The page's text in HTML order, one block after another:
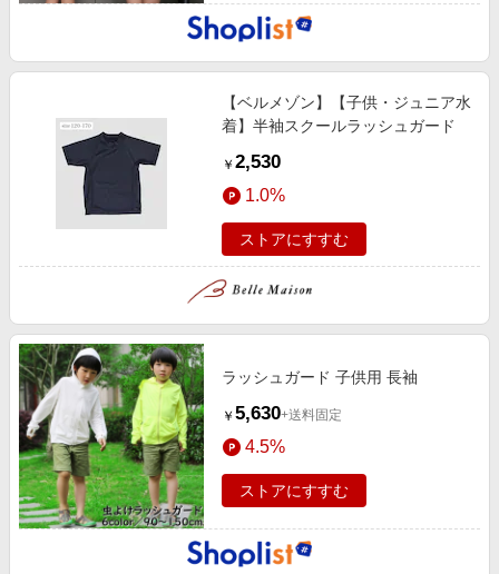
旅行・レジャー・ホテル予約
金融・マネー・保険
デジタルコンテンツ
ビジネス・その他サービス
わくわく夏特集
Qoo10メガポ
Samsung ボーナスキャンペーン
週末の高還元 夏の長期版
【ベルメゾン】【子供・ジュニア水
着】半袖スクールラッシュガード
￥ 2,530
1.0%
ストアにすすむ
ラッシュガード 子供用 長袖
￥ 5,630+送料固定
4.5%
ストアにすすむ